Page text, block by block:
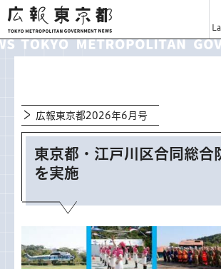
広報東京都
広報東京都2026年6月号
東京都・江戸川区合同総合
を実施